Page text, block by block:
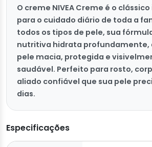
O creme NIVEA Creme é o
para o cuidado diário de toda a
todos os tipos de pele, sua
nutritiva hidrata profundamente,
pele macia, protegida e
saudável. Perfeito para rosto,
aliado confiável que sua pele
dias.
Especificações